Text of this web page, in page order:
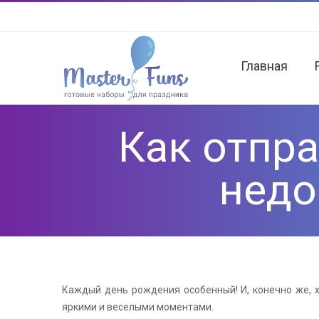
Главная
Как
Каждый день рождения особенный! И, конечно же,
яркими и веселыми моментами.